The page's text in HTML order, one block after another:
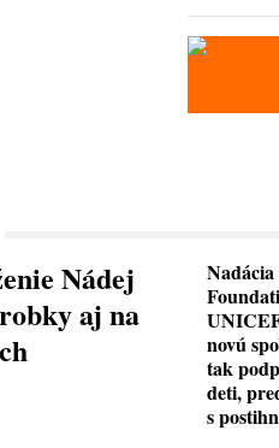
Nádej
aj na
novú
tak
deti,
s